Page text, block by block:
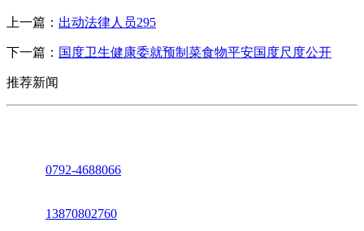
上一篇： 出动法律人员295
下一篇： 国度卫生健康委就预制菜食物平安国度尺度公开
推荐新闻
0792-4688066
13870802760